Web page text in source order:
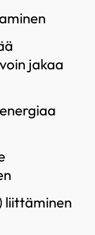
jakaa
liittäminen